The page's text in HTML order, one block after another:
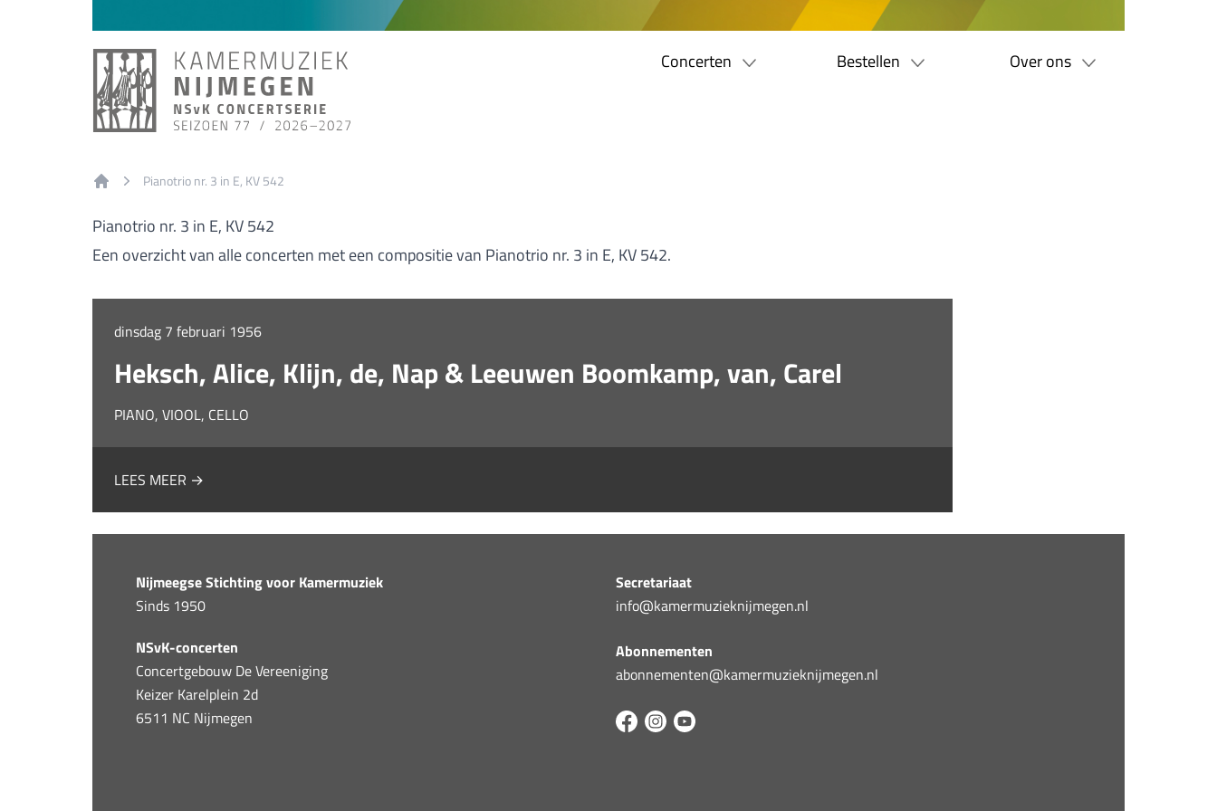
Concerten Bestellen Over ons
Pianotrio nr. 3 in E, KV 542
Pianotrio nr. 3 in E, KV 542
Een overzicht van alle concerten met een compositie van Pianotrio nr. 3 in E, KV 542.
dinsdag 7 februari 1956
Heksch, Alice, Klijn, de, Nap & Leeuwen Boomkamp, van, Carel
PIANO, VIOOL, CELLO
LEES MEER →
Nijmeegse Stichting voor Kamermuziek
Sinds 1950
NSvK-concerten
Concertgebouw De Vereeniging
Keizer Karelplein 2d
6511 NC Nijmegen
Secretariaat
info@kamermuzieknijmegen.nl
Abonnementen
abonnementen@kamermuzieknijmegen.nl